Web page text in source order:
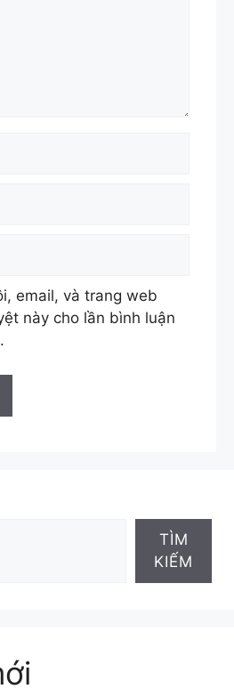
email, và trang web
này cho lần bình luận
TÌM
KIẾM